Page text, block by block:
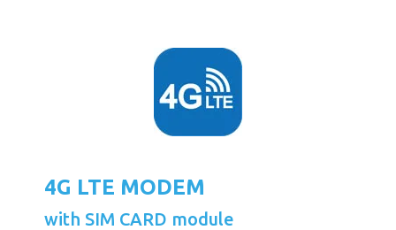
4G LTE MODEM
with SIM CARD module